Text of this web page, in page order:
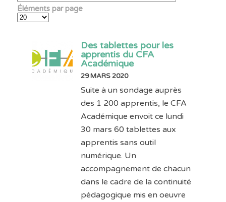
Éléments par page
Des tablettes pour les
apprentis du CFA
Académique
29 MARS 2020
Suite à un sondage auprès
des 1 200 apprentis, le CFA
Académique envoit ce lundi
30 mars 60 tablettes aux
apprentis sans outil
numérique. Un
accompagnement de chacun
dans le cadre de la continuité
pédagogique mis en oeuvre